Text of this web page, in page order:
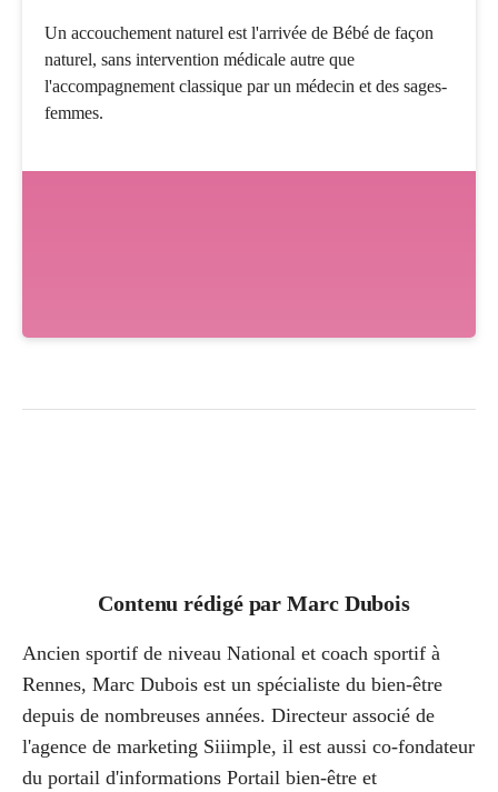
Un accouchement naturel est l'arrivée de Bébé de façon
naturel, sans intervention médicale autre que
l'accompagnement classique par un médecin et des sages-
femmes.
Contenu rédigé parMarc Dubois
Ancien sportif de niveau National et coach sportif à
Rennes, Marc Dubois est un spécialiste du bien-être
depuis de nombreuses années. Directeur associé de
l'agence de marketing Siiimple, il est aussi co-fondateur
du portail d'informations Portail bien-être et